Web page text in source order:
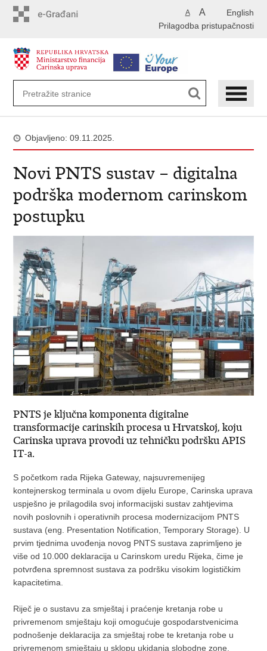
English
A A
Prilagodba pristupačnosti
Objavljeno: 09.11.2025.
Novi PNTS sustav – digitalna
podrška modernom carinskom
postupku
PNTS je ključna komponenta digitalne
transformacije carinskih procesa u Hrvatskoj, koju
Carinska uprava provodi uz tehničku podršku APIS
IT-a.
S početkom rada Rijeka Gateway, najsuvremenijeg
kontejnerskog terminala u ovom dijelu Europe, Carinska uprava
uspješno je prilagodila svoj informacijski sustav zahtjevima
novih poslovnih i operativnih procesa modernizacijom PNTS
sustava (eng. Presentation Notification, Temporary Storage). U
prvim tjednima uvođenja novog PNTS sustava zaprimljeno je
više od 10.000 deklaracija u Carinskom uredu Rijeka, čime je
potvrđena spremnost sustava za podršku visokim logističkim
kapacitetima.
Riječ je o sustavu za smještaj i praćenje kretanja robe u
privremenom smještaju koji omogućuje gospodarstvenicima
podnošenje deklaracija za smještaj robe te kretanja robe u
privremenom smještaju u sklopu ukidanja slobodne zone.